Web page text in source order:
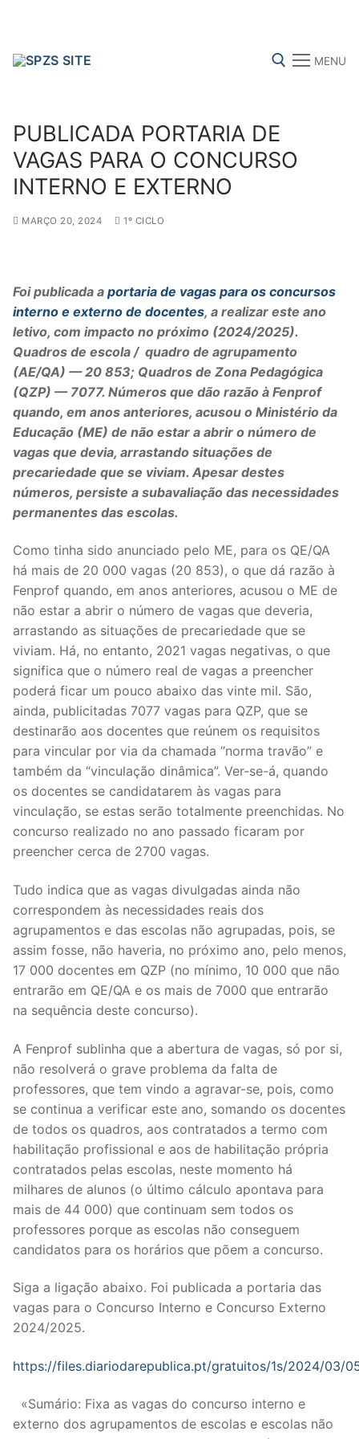
Search for:
MENU
FENPROF CGTP-IN FRENTE COMUM
sindicalização
Notícias
Legislação
Sectores
PRÉ-ESCOLAR
1º CICLO
2º/3º CEB / SECUNDÁRIO
ENSINO ARTÍSTICO
EDUCAÇÃO ESPECIAL
PARTICULAR / IPSS / MISERICÓRDIAS
ENSINO SUPERIOR
PROFESSORES CONTRATADOS
DOCENTES APOSENTADOS
Formação
Revista Intervir
PUBLICADA PORTARIA DE
VAGAS PARA O CONCURSO
INTERNO E EXTERNO
MARÇO 20, 2024 1º CICLO
Foi publicada a portaria de vagas para os concursos
interno e externo de docentes, a realizar este ano
letivo, com impacto no próximo (2024/2025).
Quadros de escola / quadro de agrupamento
(AE/QA) — 20 853; Quadros de Zona Pedagógica
(QZP) — 7077. Números que dão razão à Fenprof
quando, em anos anteriores, acusou o Ministério da
Educação (ME) de não estar a abrir o número de
vagas que devia, arrastando situações de
precariedade que se viviam. Apesar destes
números, persiste a subavaliação das necessidades
permanentes das escolas.
Como tinha sido anunciado pelo ME, para os QE/QA
há mais de 20 000 vagas (20 853), o que dá razão à
Fenprof quando, em anos anteriores, acusou o ME de
não estar a abrir o número de vagas que deveria,
arrastando as situações de precariedade que se
viviam. Há, no entanto, 2021 vagas negativas, o que
significa que o número real de vagas a preencher
poderá ficar um pouco abaixo das vinte mil. São,
ainda, publicitadas 7077 vagas para QZP, que se
destinarão aos docentes que reúnem os requisitos
para vincular por via da chamada “norma travão” e
também da “vinculação dinâmica”. Ver-se-á, quando
os docentes se candidatarem às vagas para
vinculação, se estas serão totalmente preenchidas. No
concurso realizado no ano passado ficaram por
preencher cerca de 2700 vagas.
Tudo indica que as vagas divulgadas ainda não
correspondem às necessidades reais dos
agrupamentos e das escolas não agrupadas, pois, se
assim fosse, não haveria, no próximo ano, pelo menos,
17 000 docentes em QZP (no mínimo, 10 000 que não
entrarão em QE/QA e os mais de 7000 que entrarão
na sequência deste concurso).
A Fenprof sublinha que a abertura de vagas, só por si,
não resolverá o grave problema da falta de
professores, que tem vindo a agravar-se, pois, como
se continua a verificar este ano, somando os docentes
de todos os quadros, aos contratados a termo com
habilitação profissional e aos de habilitação própria
contratados pelas escolas, neste momento há
milhares de alunos (o último cálculo apontava para
mais de 44 000) que continuam sem todos os
professores porque as escolas não conseguem
candidatos para os horários que põem a concurso.
Siga a ligação abaixo. Foi publicada a portaria das
vagas para o Concurso Interno e Concurso Externo
2024/2025.
https://files.diariodarepublica.pt/gratuitos/1s/2024/03/
«Sumário: Fixa as vagas do concurso interno e
externo dos agrupamentos de escolas e escolas não